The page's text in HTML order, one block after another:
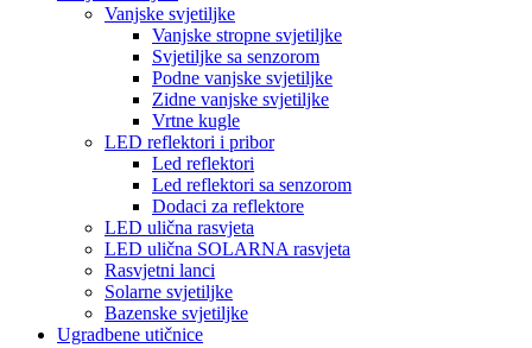
Vanjske svjetiljke
Vanjske stropne svjetiljke
Svjetiljke sa senzorom
Podne vanjske svjetiljke
Zidne vanjske svjetiljke
Vrtne kugle
LED reflektori i pribor
Led reflektori
Led reflektori sa senzorom
Dodaci za reflektore
LED ulična rasvjeta
LED ulična SOLARNA rasvjeta
Rasvjetni lanci
Solarne svjetiljke
Bazenske svjetiljke
Ugradbene utičnice